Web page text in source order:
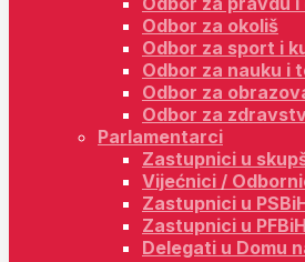
Odbor za okoliš
Odbor za sport i
Odbor za nauku i
Odbor za
Odbor za
Parlamentarci
Zastupnici u
Vijećnici /
Zastupnici u
Zastupnici u PFBiH
Delegati u Domu